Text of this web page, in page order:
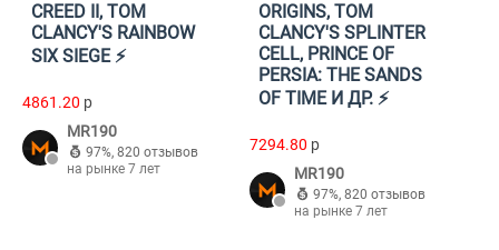
CREED II, TOM
CLANCY'S RAINBOW
SIX SIEGE ⚡️
4861.20 p
MR190
97%, 820 отзывов
на рынке 7 лет
ORIGINS, TOM
CLANCY'S SPLINTER
CELL, PRINCE OF
PERSIA: THE SANDS
OF TIME И ДР. ⚡️
7294.80 p
MR190
97%, 820 отзывов
на рынке 7 лет